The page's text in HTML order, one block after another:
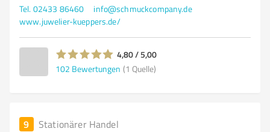
Tel. 02433 86460
info@schmuckcompany.de
www.juwelier-kueppers.de/
4,80 / 5,00
102 Bewertungen (1 Quelle)
9 Stationärer Handel